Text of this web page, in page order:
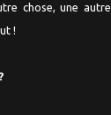
chose, une
!